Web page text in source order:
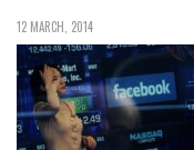
12 MARCH, 2014